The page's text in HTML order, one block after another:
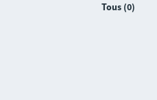
Tous (0)